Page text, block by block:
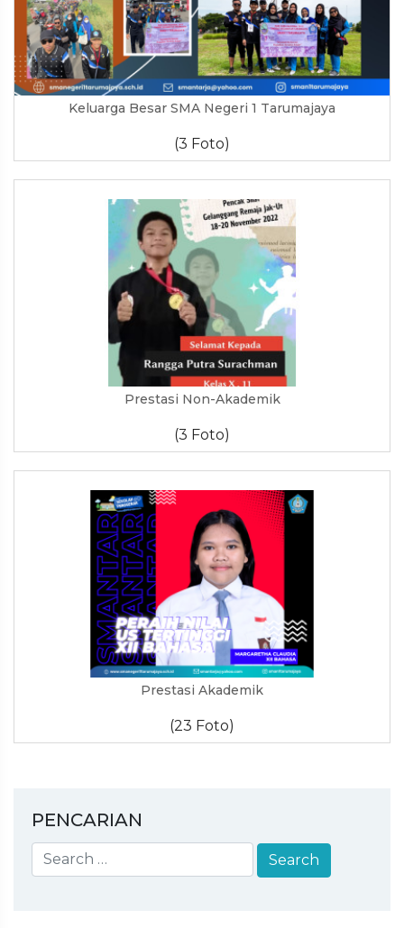
Keluarga Besar SMA Negeri 1 Tarumajaya
(3 Foto)
Prestasi Non-Akademik
(3 Foto)
Prestasi Akademik
(23 Foto)
PENCARIAN